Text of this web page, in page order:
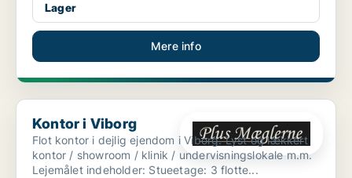
Lager
Mere info
Kontor i Viborg
Kontor i Viborg
Flot kontor i dejlig ejendom i Viborg. Lyst og lækkert
kontor / showroom / klinik / undervisningslokale m.m.
Lejemålet indeholder: Stueetage: 3 flotte...